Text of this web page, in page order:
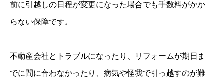
前に引越しの日程が変更になった場合でも手数料がかか
らない保障です。
不動産会社とトラブルになったり、リフォームが期日ま
でに間に合わなかったり、病気や怪我で引っ越すのが難